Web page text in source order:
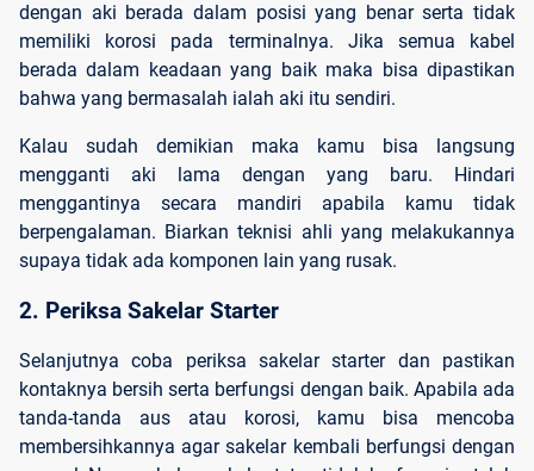
dengan aki berada dalam posisi yang benar serta tidak
memiliki korosi pada terminalnya. Jika semua kabel
berada dalam keadaan yang baik maka bisa dipastikan
bahwa yang bermasalah ialah aki itu sendiri.
Kalau sudah demikian maka kamu bisa langsung
mengganti aki lama dengan yang baru. Hindari
menggantinya secara mandiri apabila kamu tidak
berpengalaman. Biarkan teknisi ahli yang melakukannya
supaya tidak ada komponen lain yang rusak.
2. Periksa Sakelar Starter
Selanjutnya coba periksa sakelar starter dan pastikan
kontaknya bersih serta berfungsi dengan baik. Apabila ada
tanda-tanda aus atau korosi, kamu bisa mencoba
membersihkannya agar sakelar kembali berfungsi dengan